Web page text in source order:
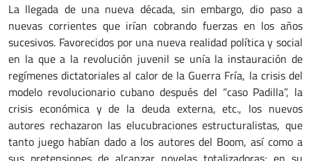
La llegada de una nueva década, sin embargo, dio paso a
nuevas corrientes que irían cobrando fuerzas en los años
sucesivos. Favorecidos por una nueva realidad política y social
en la que a la revolución juvenil se unía la instauración de
regímenes dictatoriales al calor de la Guerra Fría, la crisis del
modelo revolucionario cubano después del “caso Padilla”, la
crisis económica y de la deuda externa, etc., los nuevos
autores rechazaron las elucubraciones estructuralistas, que
tanto juego habían dado a los autores del Boom, así como a